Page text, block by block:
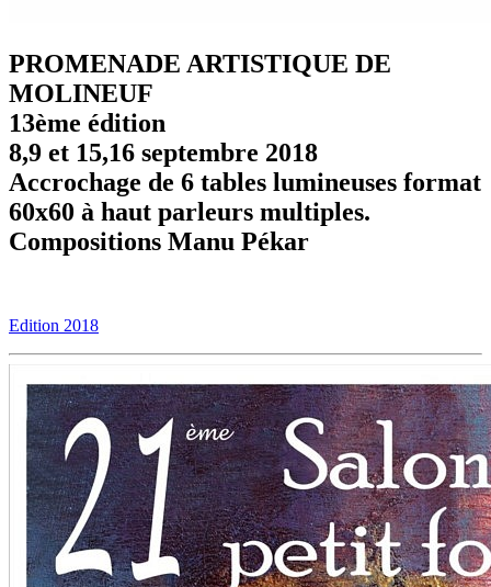
PROMENADE ARTISTIQUE DE
MOLINEUF
13ème édition
8,9 et 15,16 septembre 2018
Accrochage de 6 tables lumineuses format
60x60 à haut parleurs multiples.
Compositions Manu Pékar
Edition 2018